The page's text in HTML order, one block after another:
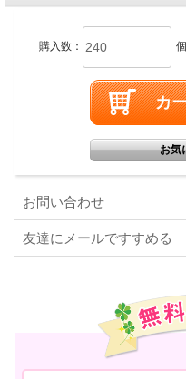
購入数： 個
お問い合わせ
友達にメールですすめる